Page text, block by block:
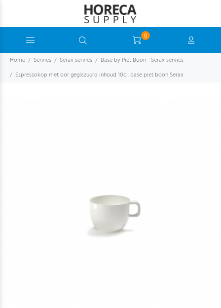
0
Home Servies Serax servies
Base by Piet Boon - Serax servies
Espressokop met oor geglazuurd inhoud 10cl. base piet boon Serax